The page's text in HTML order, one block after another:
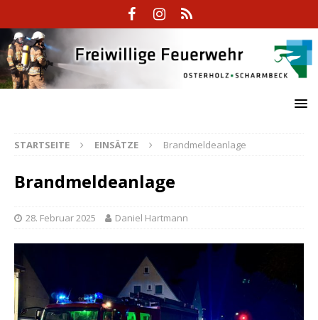
STARTSEITE EINSÄTZE Brandmeldeanlage
Brandmeldeanlage
28. Februar 2025 Daniel Hartmann